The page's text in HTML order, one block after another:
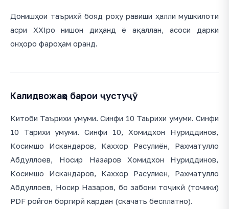
Донишҳои таърихӣ бояд роҳу равиши ҳалли мушкилоти
асри XXIро нишон диҳанд ё ақаллан, асоси дарки
онҳоро фароҳам оранд.
Калидвожаҳо барои ҷустуҷӯ
Китоби Таърихи умуми. Синфи 10 Таьрихи умуми. Синфи
10 Тарихи умуми. Синфи 10, Хомидхон Нуриддинов,
Косимшо Искандаров, Каххор Расулиён, Рахматулло
Абдуллоев, Носир Назаров Хомидхон Нуриддинов,
Косимшо Искандаров, Каххор Расулиен, Рахматулло
Абдуллоев, Носир Назаров, бо забони тоҷикӣ (точики)
PDF ройгон боргирӣ кардан (скачать бесплатно).